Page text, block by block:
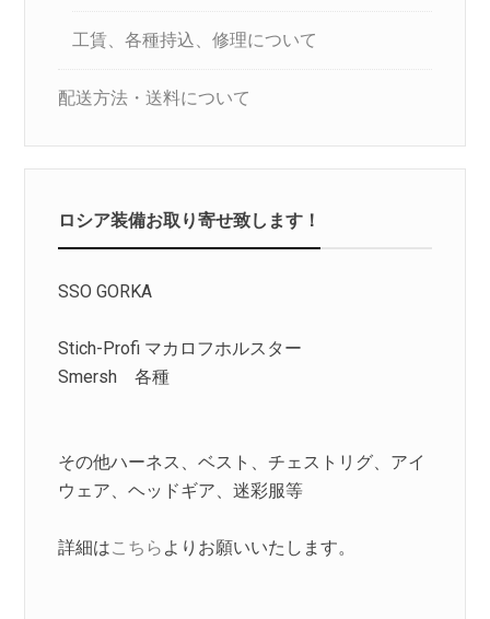
工賃、各種持込、修理について
配送方法・送料について
ロシア装備お取り寄せ致します！
SSO GORKA
Stich-Profi マカロフホルスター
Smersh 各種
その他ハーネス、ベスト、チェストリグ、アイ
ウェア、ヘッドギア、迷彩服等
詳細はこちら よりお願いいたします。